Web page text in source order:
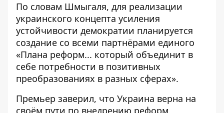
По словам Шмыгаля, для реализации
украинского концепта усиления
устойчивости демократии планируется
создание со всеми партнёрами единого
«Плана реформ... который объединит в
себе потребности в позитивных
преобразованиях в разных сферах».
Премьер заверил, что Украина верна на
своём пути по внедрению реформ,